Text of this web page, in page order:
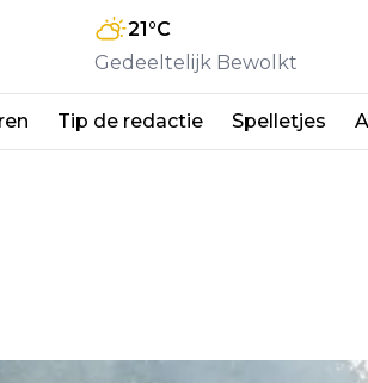
21°C
Gedeeltelijk Bewolkt
Tip de redactie Spelletjes